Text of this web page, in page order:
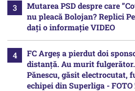
Mutarea PSD despre care
nu pleacă Bolojan? Replici
dați o informație VIDEO
FC Argeș a pierdut doi
distanță. Au murit
Pănescu, găsit electrocutat,
echipei din Superliga -